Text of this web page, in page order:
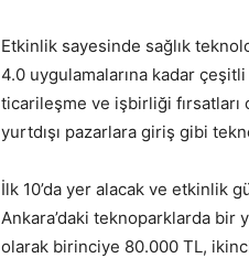
Etkinlik sayesinde sağlık
4.0 uygulamalarına kadar
ticarileşme ve işbirliği fırsatları
yurtdışı pazarlara giriş gibi
İlk 10’da yer alacak ve etkinlik
Ankara’daki teknoparklarda bir
olarak birinciye 80.000 TL,